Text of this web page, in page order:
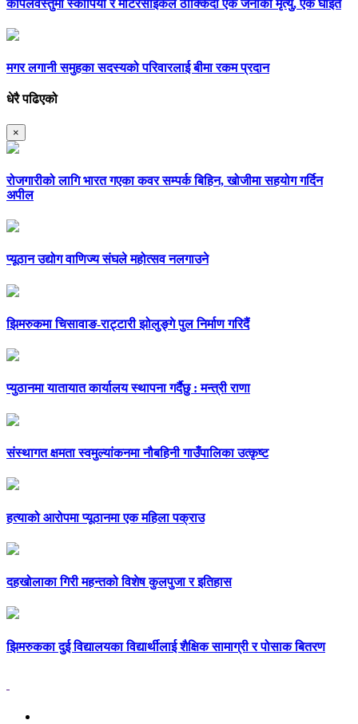
कपिलवस्तुमा स्कार्पियो र मोटरसाइकल ठोक्किँदा एक जनाको मृत्यु, एक घाइते
मगर लगानी समुहका सदस्यको परिवारलाई बीमा रकम प्रदान
धेरै पढिएको
×
रोजगारीको लागि भारत गएका कवर सम्पर्क बिहिन, खोजीमा सहयोग गर्दिन
अपील
प्यूठान उद्योग वाणिज्य संघले महोत्सव नलगाउने
झिमरुकमा चिसावाङ-राट्टारी झोलुङ्गे पुल निर्माण गरिदैं
प्युठानमा यातायात कार्यालय स्थापना गर्दैछु : मन्त्री राणा
संस्थागत क्षमता स्वमुल्यांकनमा नौबहिनी गाउँपालिका उत्कृष्ट
हत्याको आरोपमा प्यूठानमा एक महिला पक्राउ
दहखोलाका गिरी महन्तको विशेष कुलपुजा र इतिहास
झिमरुकका दुई विद्यालयका विद्यार्थीलाई शैक्षिक सामाग्री र पोसाक बितरण